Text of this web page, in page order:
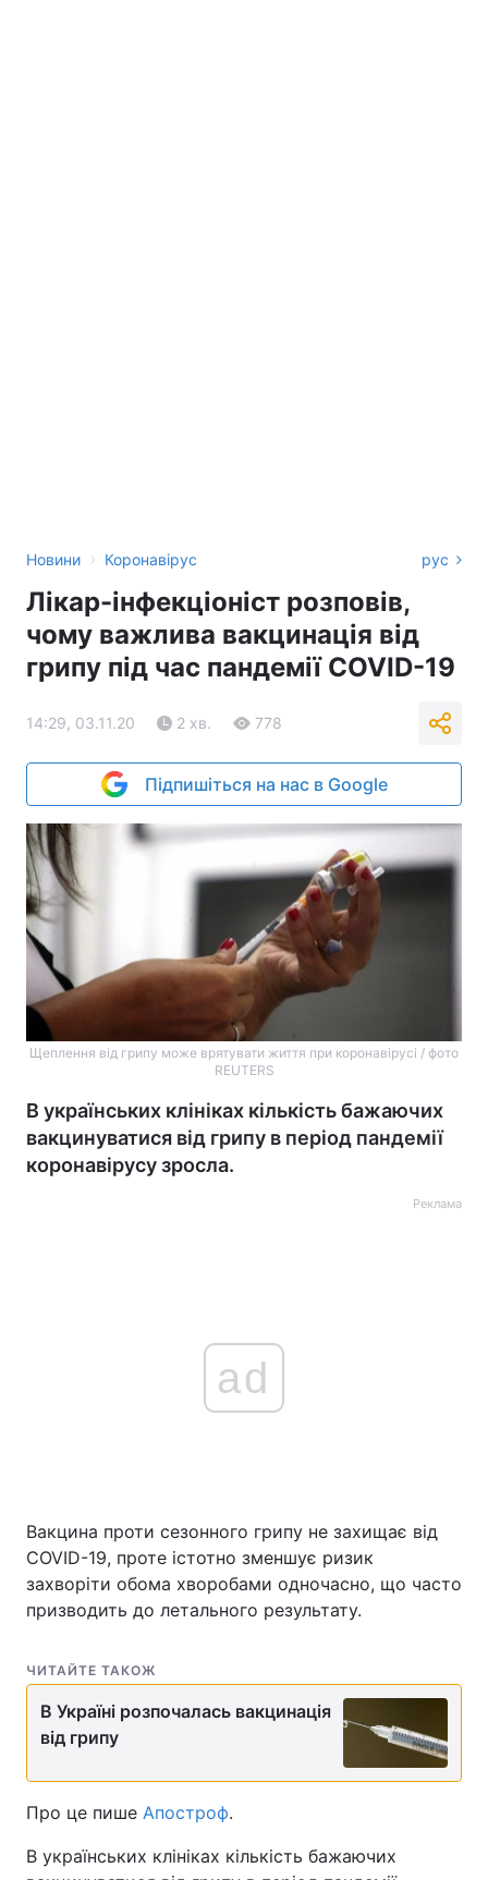
Новини › Коронавірус рус
Лікар-інфекціоніст розповів,
чому важлива вакцинація від
грипу під час пандемії COVID-19
14:29, 03.11.20 2 хв. 778
Підпишіться на нас в Google
Щеплення від грипу може врятувати життя при коронавірусі / фото
REUTERS
В українських клініках кількість бажаючих
вакцинуватися від грипу в період пандемії
коронавірусу зросла.
Реклама
ad
Вакцина проти сезонного грипу не захищає від
COVID-19, проте істотно зменшує ризик
захворіти обома хворобами одночасно, що часто
призводить до летального результату.
ЧИТАЙТЕ ТАКОЖ
В Україні розпочалась вакцинація
від грипу
Про це пише Апостроф.
В українських клініках кількість бажаючих